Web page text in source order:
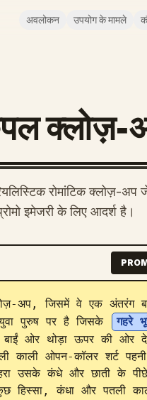
अवलोकन उपयोग के मामले
क्लोज़-
रोमांटिक क्लोज़-
इमेजरी के लिए आदर्श है।
अप, जिसमें वे एक अंतरंग
पुरुष पर है जिसके
गहरे
बाईं ओर थोड़ा ऊपर की
काली ओपन-कॉलर शर्ट
उसके कंधे और छाती के
हिस्सा, कंधा और पतली